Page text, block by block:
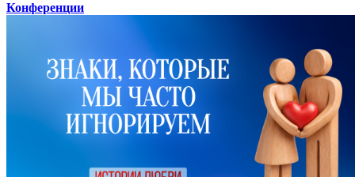
Конференции